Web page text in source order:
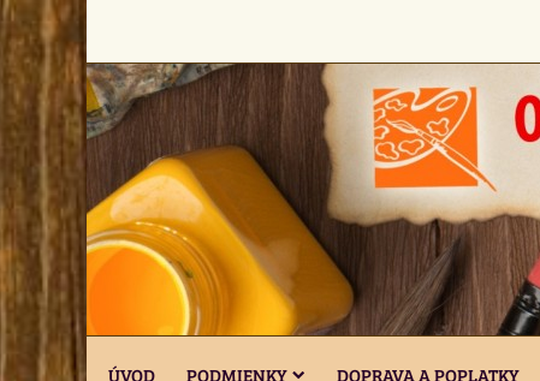
ÚVOD PODMIENKY DOPRAVA A POPLATKY